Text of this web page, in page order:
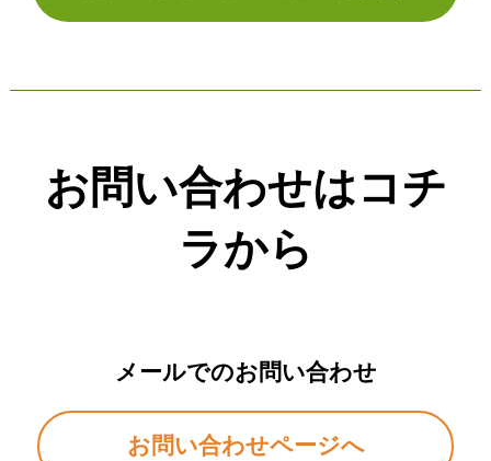
お問い合わせはコチ
ラから
メールでのお問い合わせ
お問い合わせページへ